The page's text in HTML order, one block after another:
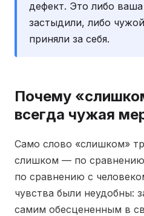
дефект. Это либо
застыдили, либо
приняли за себя.
Почему
всегда чужая
Само слово «слишком»
слишком — по
по сравнению с
чувства были неудобны:
самим обесцененным в